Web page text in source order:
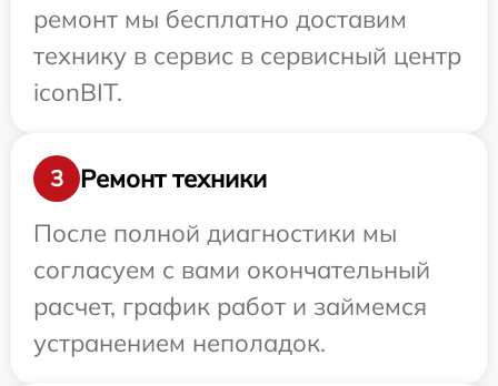
ремонт мы бесплатно доставим
технику в сервис в сервисный центр
iconBIT.
3
Ремонт техники
После полной диагностики мы
согласуем с вами окончательный
расчет, график работ и займемся
устранением неполадок.